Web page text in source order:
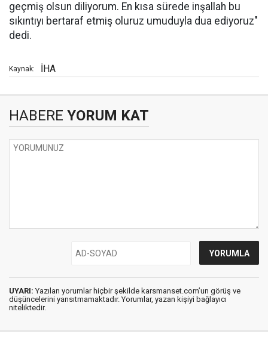
geçmiş olsun diliyorum. En kısa sürede inşallah bu
sıkıntıyı bertaraf etmiş oluruz umuduyla dua ediyoruz"
dedi.
Kaynak: İHA
HABERE YORUM KAT
UYARI: Yazılan yorumlar hiçbir şekilde karsmanset.com’un görüş ve
düşüncelerini yansıtmamaktadır. Yorumlar, yazan kişiyi bağlayıcı
niteliktedir.